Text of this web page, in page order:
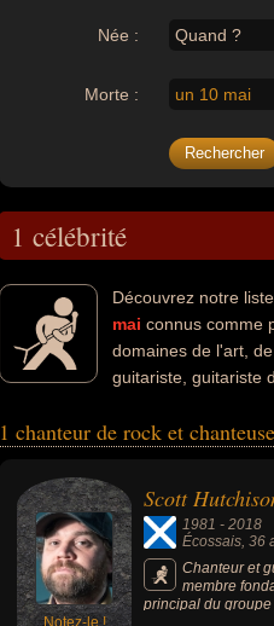
Née : Quand ?
Morte : un 10 mai
1 célébrité
Découvrez notre
mai connus comme
domaines de l'art,
guitariste, guitariste
1 chanteur de rock et
Notez-le !
Scott
1981 - 2018
Écossais, 36
Chanteur et
membre
principal du
Frightened